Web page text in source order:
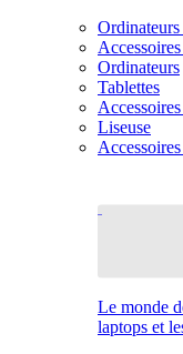
Ordinateurs
Tablettes
Liseuse
Le monde
laptops et